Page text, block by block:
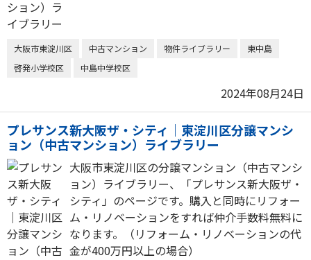
大阪市東淀川区 中古マンション 物件ライブラリー
東中島
啓発小学校区
中島中学校区
2024年08月24日
プレサンス新大阪ザ・シティ｜東淀川区分譲マンシ
ョン（中古マンション）ライブラリー
大阪市東淀川区の分譲マンション（中古マンシ
ョン）ライブラリー、「プレサンス新大阪ザ・
シティ」のページです。購入と同時にリフォー
ム・リノベーションをすれば仲介手数料無料に
なります。（リフォーム・リノベーションの代
金が400万円以上の場合）